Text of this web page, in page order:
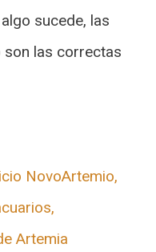
sucede, las
son las correctas
NovoArtemio,
Artemia